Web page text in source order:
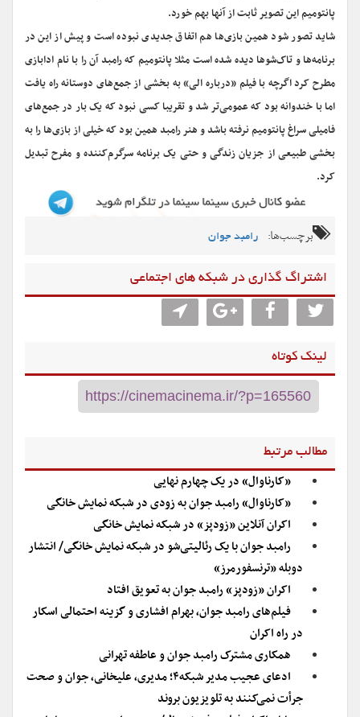
پانتومیم این تصویر ثابت از آنها بهم خورد.
شاید تصور شود همین بازی‌ها هم اتفاق جدیدی نبوده است و پیش از این در
برنامه‌ها و تاک‌شوها دیده شده است مثلا پانتومیم که رامبد آن را با نام ادابازی
مطرح کرد اگرچه با فیلم «درباره الی» به بخشی از جمع‌های دوستانه راه یافت
اما با خندوانه بود که عمومی‌تر شد و تقریبا کسی نبود که یک بار در جمع‌های
فامیلی سراغ پانتومیم نرفته باشد و هنر رامبد همین بود که خیلی از بازی‌ها را به
بخشی طبیعی از جزیان زندگی و حتی یک برنامه سرگرم‌کننده و مفرح تبدیل
کرد.
برچسب‌ها: رامبد جوان
اشتراگ گذاری در شبکه های اجتماعی
لینک کوتاه
مطالب مرتبط
«کارناوال» در یک چهارم نهایی
«کارناوال» رامبد جوان به زودی در شبکه نمایش خانگی
اکران آنلاین «زودپز» در شبکه نمایش خانگی
رامبد جوان با یک رئالیتی‌شو در شبکه نمایش خانگی/ انتشار
دوبله «ترنسفورمرز»
اکران «زودپز» رامبد جوان به تعویق افتاد
فیلم‌های رامبد جوان، بهرام افشاری و گزینه احتمالی اسکار
در راه اکران
همکاری مشترک رامبد جوان و عاطفه تهرانی
ادعای عجیب مدیر شبکه۴؛ مدیری، علیخانی، جوان و صحت
جرأت نمی‌کنند به تلویزیون بروند